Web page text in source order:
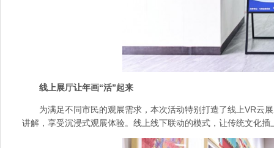
线上展厅让年画“活”起来
为满足不同市民的观展需求，本次活动特别打造了线上VR云
讲解，享受沉浸式观展体验。线上线下联动的模式，让传统文化插